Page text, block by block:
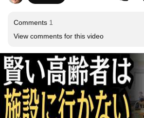
Comments 1
View comments for this video